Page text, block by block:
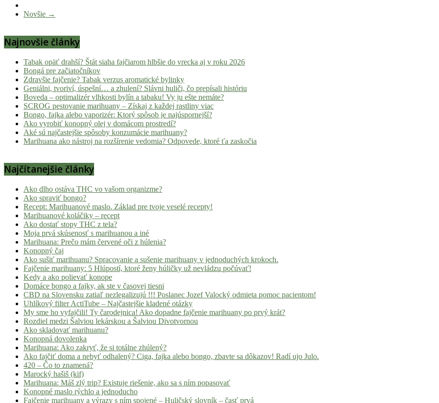
Novšie →
Najnovšie články
Tabak opäť drahší? Štát siaha fajčiarom hlbšie do vrecka aj v roku 2026
Bongá pre začiatočníkov
Zdravšie fajčenie? Tabak verzus aromatické bylinky
Geniálni, tvoriví, úspešní… a zhulení? Slávni huliči, čo prepísali históriu
Boveda – optimalizér vlhkosti bylín a tabaku! Vy ju ešte nemáte?
SCROG pestovanie marihuany – Získaj z každej rastliny viac
Bongo, fajka alebo vaporizér: Ktorý spôsob je najúspornejší?
Ako vyrobiť konopný olej v domácom prostredí?
Aké sú najčastejšie spôsoby konzumácie marihuany?
Marihuana ako nástroj na rozšírenie vedomia? Odpovede, ktoré ťa zaskočia
Najčítanejšie články
Ako dlho ostáva THC vo vašom organizme?
Ako spraviť bongo?
Recept: Marihuanové maslo. Základ pre tvoje veselé recepty!
Marihuanové koláčiky – recept
Ako dostať stopy THC z tela?
Moja prvá skúsenosť s marihuanou a iné
Marihuana: Prečo mám červené oči z húlenia?
Konopný čaj
Ako sušiť marihuanu? Spracovanie a sušenie marihuany v jednoduchých krokoch.
Fajčenie marihuany: 5 Hlúpostí, ktoré ženy húličky už nevládzu počúvať!
Kedy a ako polievať konope
Domáce bongo a fajky, ak ste v časovej tiesni
CBD na Slovensku zatiaľ nezlegalizujú !!! Poslanec Jozef Valocký odmieta pomoc pacientom!
Uhlíkový filter ActiTube – Najčastejšie kladené otázky
My sme ho vyfajčili! Ty čarodejnica! Ako dopadne fajčenie marihuany po prvý krát?
Rozdiel medzi Šalviou lekárskou a Šalviou Divotvornou
Ako skladovať marihuanu?
Konopná dovolenka
Marihuana: Ako zakryť, že si totálne zhúlený?
Ako fajčiť doma a nebyť odhalený? Ciga, fajka alebo bongo, zbavte sa dôkazov! Radí ujo Julo.
420 – Čo to znamená?
Marocký hašiš (kif)
Marihuana: Máš zlý trip? Existuje riešenie, ako sa s ním popasovať
Konopné maslo rýchlo a jednoducho
Fajčenie marihuany a výrazy s ním spojené – Huličský slovník – časť prvá